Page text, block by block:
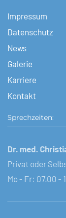
Impressum
Datenschutz
News
Galerie
Karriere
Kontakt
Sprechzeiten:
Dr. med.
Privat oder
Mo - Fr: 07.00 -